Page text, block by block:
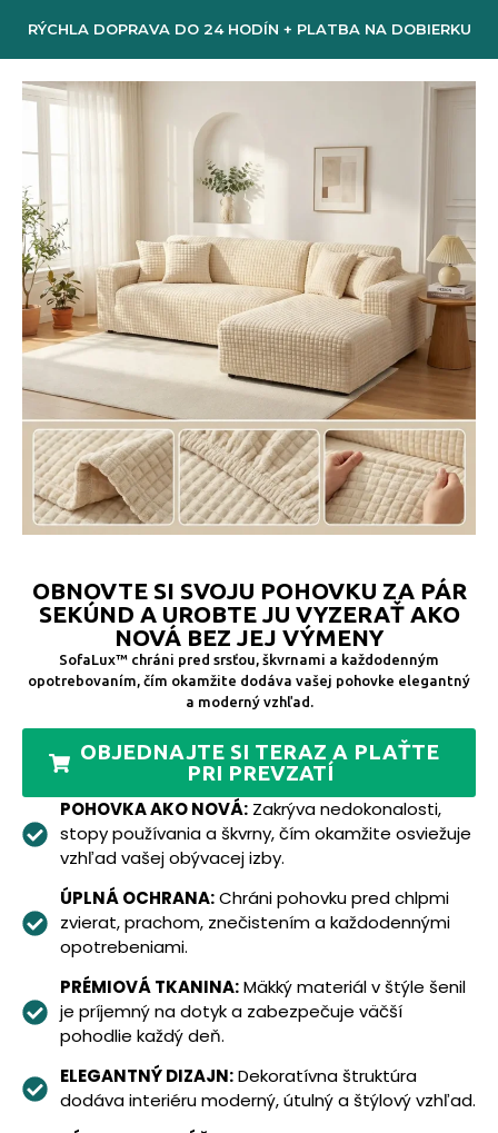
RÝCHLA DOPRAVA DO 24 HODÍN + PLATBA NA DOBIERKU
OBNOVTE SI SVOJU POHOVKU ZA PÁR
SEKÚND A UROBTE JU VYZERAŤ AKO
NOVÁ BEZ JEJ VÝMENY
SofaLux™ chráni pred srsťou, škvrnami a každodenným
opotrebovaním, čím okamžite dodáva vašej pohovke elegantný
a moderný vzhľad.
OBJEDNAJTE SI TERAZ A PLAŤTE
PRI PREVZATÍ
POHOVKA AKO NOVÁ:Zakrýva nedokonalosti,
stopy používania a škvrny, čím okamžite osviežuje
vzhľad vašej obývacej izby.
ÚPLNÁ OCHRANA:Chráni pohovku pred chlpmi
zvierat, prachom, znečistením a každodennými
opotrebeniami.
PRÉMIOVÁ TKANINA:Mäkký materiál v štýle šenil
je príjemný na dotyk a zabezpečuje väčší
pohodlie každý deň.
ELEGANTNÝ DIZAJN:Dekoratívna štruktúra
dodáva interiéru moderný, útulný a štýlový vzhľad.